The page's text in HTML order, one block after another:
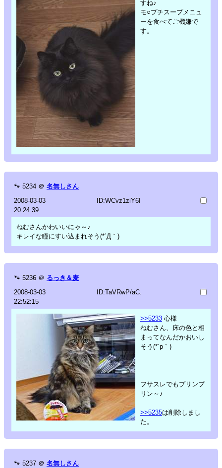
すね♪
モ○プチスープメニュ
ーを食べてご機嫌で
す。
🐾 5234 ＠ 名無しさん
2008-03-03
20:24:39
ID:WCvz1ziY6I
ねむさんかわいいにゃ～♪
キレイな瞳にすい込まれそう(*´Д｀)
🐾 5236 ＠ るっき＆麦
2008-03-03
22:52:15
ID:TaVRwP/aC.
>>5233 心様
ねむさん、床の色と相
まってなんだかおいし
そう(*´p｀)
フサスレでもプリンプ
リン～♪
>>5235は削除しまし
た。
🐾 5237 ＠ 名無しさん